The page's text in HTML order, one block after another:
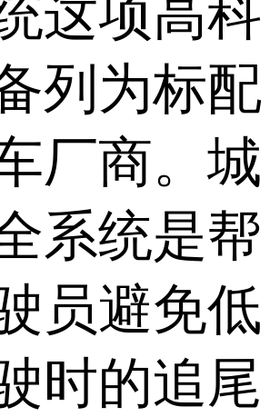
这项高科
列为标配
厂商。城
系统是帮
员避免低
时的追尾